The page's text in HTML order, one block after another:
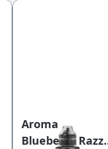
Aroma
Blueberry Razz